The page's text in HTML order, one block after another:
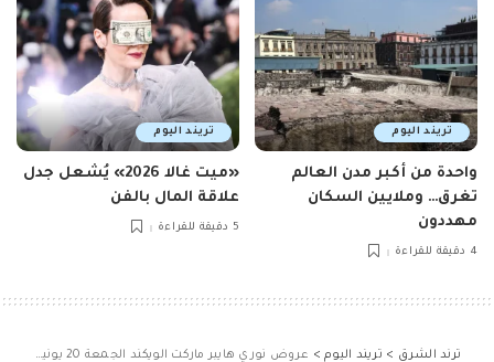
تريند اليوم
واحدة من أكبر مدن العالم
تغرق… وملايين السكان
مهددون
4 دقيقة للقراءة
تريند اليوم
«ميت غالا 2026» يُشعل جدل
علاقة المال بالفن
5 دقيقة للقراءة
ترند الشرق > تريند اليوم> عروض نوري هايبر ماركت الويكند الجمعة 20 يونيو 2025 لمدة يومان